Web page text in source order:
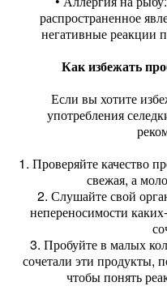
распространенное
негативные реакции
Как избежать
Если вы хотите
употребления
1. Проверяйте качество
свежая, а
2. Слушайте свой
непереносимости
3. Пробуйте в малых
сочетали эти продукты,
чтобы понять